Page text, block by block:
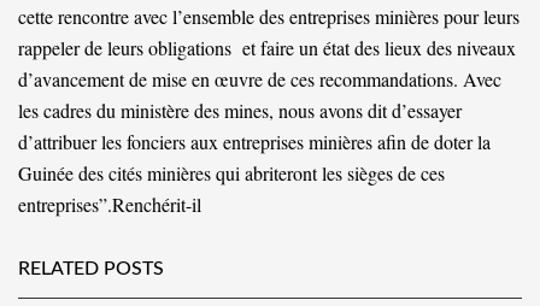
cette rencontre avec l’ensemble des entreprises minières pour leurs
rappeler de leurs obligations et faire un état des lieux des niveaux
d’avancement de mise en œuvre de ces recommandations. Avec
les cadres du ministère des mines, nous avons dit d’essayer
d’attribuer les fonciers aux entreprises minières afin de doter la
Guinée des cités minières qui abriteront les sièges de ces
entreprises”.Renchérit-il
RELATED POSTS